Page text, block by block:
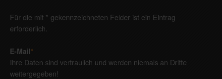
Für die mit * gekennzeichneten Felder ist ein Eintrag
erforderlich.
E-Mail*
Ihre Daten sind vertraulich und werden niemals an Dritte
weitergegeben!